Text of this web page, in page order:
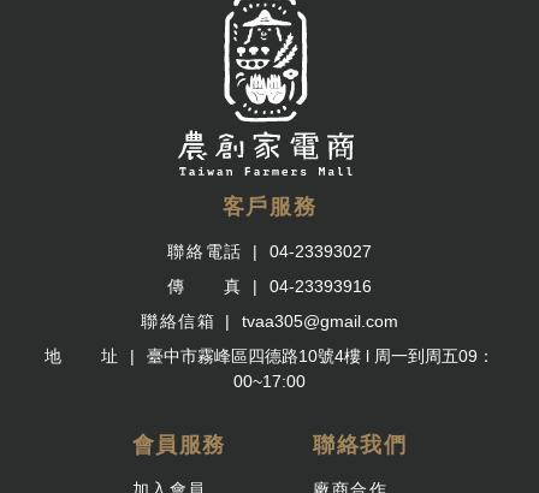
客戶服務
聯絡電話
04-23393027
傳 真
04-23393916
聯絡信箱
tvaa305@gmail.com
地 址
臺中市霧峰區四德路10號4樓 l 周一到周五09：
00~17:00
會員服務
加入會員
聯絡我們
廠商合作